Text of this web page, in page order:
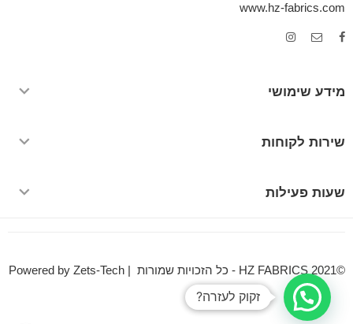
www.hz-fabrics.com
מידע שימושי
שירות לקוחות
שעות פעילות
©HZ FABRICS 2021 - כל הזכויות שמורות | Powered by Zets-Tech
זקוק לעזרה?